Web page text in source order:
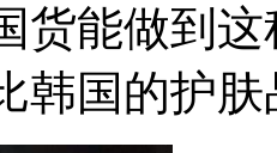
货能做到
韩国的护